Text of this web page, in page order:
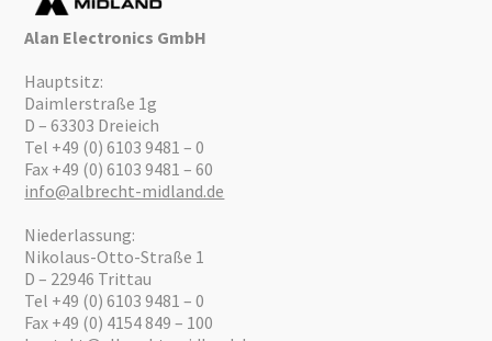
Alan Electronics GmbH
Hauptsitz:
Daimlerstraße 1g
D – 63303 Dreieich
Tel +49 (0) 6103 9481 – 0
Fax +49 (0) 6103 9481 – 60
info@albrecht-midland.de
Niederlassung:
Nikolaus-Otto-Straße 1
D – 22946 Trittau
Tel +49 (0) 6103 9481 – 0
Fax +49 (0) 4154 849 – 100